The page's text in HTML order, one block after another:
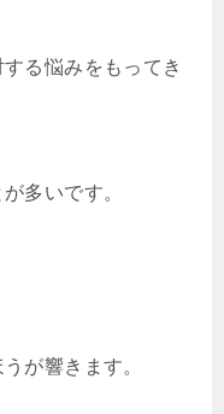
る悩みをもってき
多いです。
が響きます。